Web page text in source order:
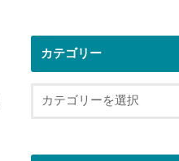
カテゴリー